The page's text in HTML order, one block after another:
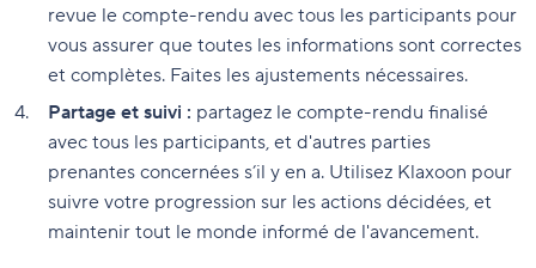
revue le compte-rendu avec tous les participants pour
vous assurer que toutes les informations sont correctes
et complètes. Faites les ajustements nécessaires.
Partage et suivi : partagez le compte-rendu finalisé
avec tous les participants, et d'autres parties
prenantes concernées s’il y en a. Utilisez Klaxoon pour
suivre votre progression sur les actions décidées, et
maintenir tout le monde informé de l'avancement.